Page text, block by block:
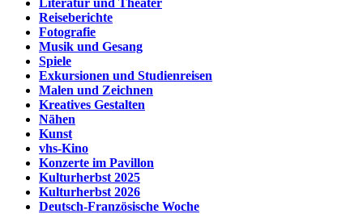
Reiseberichte
Fotografie
Musik und Gesang
Spiele
Exkursionen und Studienreisen
Malen und Zeichnen
Kreatives Gestalten
Nähen
Kunst
vhs-Kino
Konzerte im Pavillon
Kulturherbst 2025
Kulturherbst 2026
Deutsch-Französische Woche